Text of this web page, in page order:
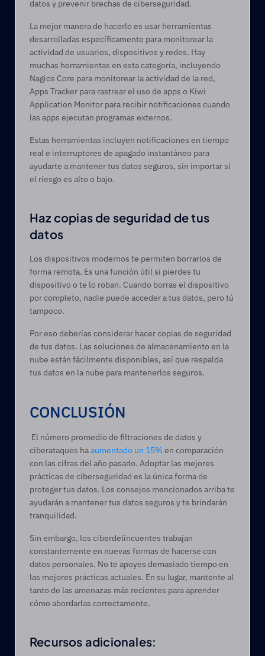
datos y prevenir brechas de ciberseguridad.
La mejor manera de hacerlo es usar herramientas
desarrolladas específicamente para monitorear la
actividad de usuarios, dispositivos y redes. Hay
muchas herramientas en esta categoría, incluyendo
Nagios Core para monitorear la actividad de la red,
Apps Tracker para rastrear el uso de apps o Kiwi
Application Monitor para recibir notificaciones cuando
las apps ejecutan programas externos.
Estas herramientas incluyen notificaciones en tiempo
real e interruptores de apagado instantáneo para
ayudarte a mantener tus datos seguros, sin importar si
el riesgo es alto o bajo.
Haz copias de seguridad de tus
datos
Los dispositivos modernos te permiten borrarlos de
forma remota. Es una función útil si pierdes tu
dispositivo o te lo roban. Cuando borras el dispositivo
por completo, nadie puede acceder a tus datos, pero tú
tampoco.
Por eso deberías considerar hacer copias de seguridad
de tus datos. Las soluciones de almacenamiento en la
nube están fácilmente disponibles, así que respalda
tus datos en la nube para mantenerlos seguros.
CONCLUSIÓN
ciberataques ha aumentado un 15% en comparación
con las cifras del año pasado. Adoptar las mejores
prácticas de ciberseguridad es la única forma de
proteger tus datos. Los consejos mencionados arriba te
ayudarán a mantener tus datos seguros y te brindarán
tranquilidad.
Sin embargo, los ciberdelincuentes trabajan
constantemente en nuevas formas de hacerse con
datos personales. No te apoyes demasiado tiempo en
las mejores prácticas actuales. En su lugar, mantente al
tanto de las amenazas más recientes para aprender
cómo abordarlas correctamente.
Recursos adicionales: